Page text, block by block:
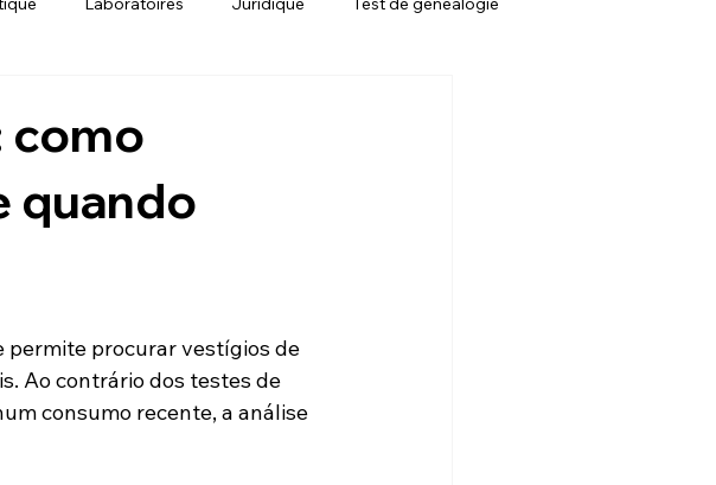
como
quando
permite procurar vestígios de
Ao contrário dos testes de
consumo recente, a análise